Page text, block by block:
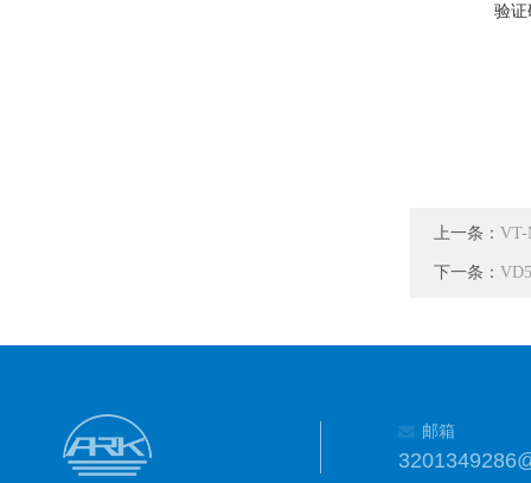
验
上一条：VT-
下一条：
邮箱